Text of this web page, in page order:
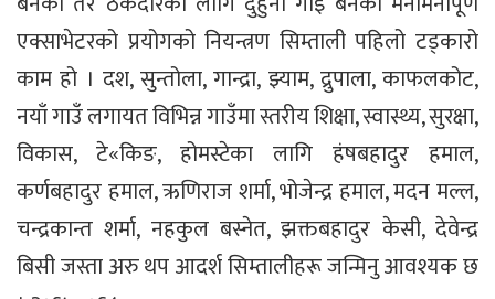
एक्साभेटरको प्रयोगको नियन्त्रण सिम्ताली पहिलो टड्कारो
काम हो । दश, सुन्तोला, गान्द्रा, झ्याम, द्रुपाला, काफलकोट,
नयाँ गाउँ लगायत विभिन्न गाउँमा स्तरीय शिक्षा, स्वास्थ्य, सुरक्षा,
विकास, टे«किङ, होमस्टेका लागि हंषबहादुर हमाल,
कर्णबहादुर हमाल, ऋणिराज शर्मा, भोजेन्द्र हमाल, मदन मल्ल,
चन्द्रकान्त शर्मा, नहकुल बस्नेत, झक्तबहादुर केसी, देवेन्द्र
बिसी जस्ता अरु थप आदर्श सिम्तालीहरू जन्मिनु आवश्यक छ